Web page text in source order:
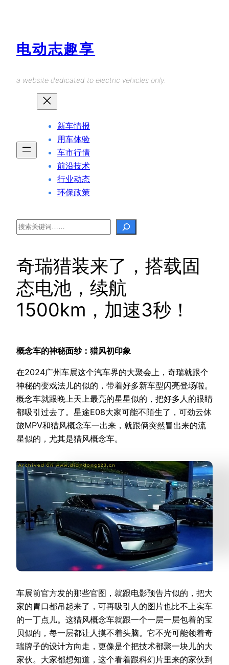
电动志趣享
a website dedicated to electric vehicles only.
新车情报
用车体验
车市行情
前沿技术
行业动态
环保政策
Search
奇瑞猎装来了，搭载固
态电池，续航
1500km，加速3秒！
概念车的神秘面纱：猎风初印象
在2024广州车展这个汽车界的大聚会上，奇瑞就跟个
神秘的变戏法儿的似的，带着好多新车型闪亮登场啦。
概念车就跟晚上天上最亮的星星似的，把好多人的眼睛
都吸引过去了。星途E08大家可能不陌生了，可劲云休
旅MPV和猎风概念车一出来，就跟俩突然冒出来的流
星似的，尤其是猎风概念车。
车展前官方发的那些官图，就跟电影预告片似的，把大
家的胃口都吊起来了，可再吸引人的图片也比不上实车
的一丁点儿。这猎风概念车就跟一个一层一层包着的宝
贝似的，每一层都让人摸不着头脑。它不光可能领着奇
瑞牌子的设计方向走，更像是个把技术都聚一块儿的大
家伙。大家都想知道，这个看着跟科幻片里来的家伙到